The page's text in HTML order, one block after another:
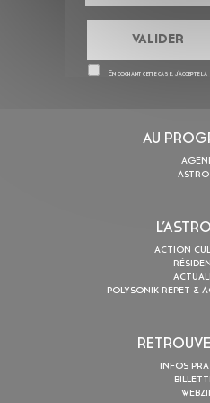
En cochant cette case, j’accepte la
AU
ACTION
POLYSONIK REPET &
INFOS